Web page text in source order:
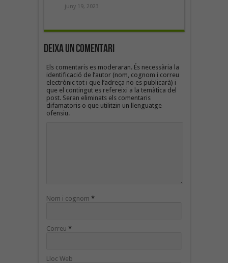
juny 19, 2023
Deixa un Comentari
Els comentaris es moderaran. És necessària la
identificació de l’autor (nom, cognom i correu
electrònic tot i que l’adreça no es publicarà) i
que el contingut es refereixi a la temàtica del
post. Seran eliminats els comentaris
difamatoris o que utilitzin un llenguatge
ofensiu.
Nom i cognom *
Correu *
Lloc Web